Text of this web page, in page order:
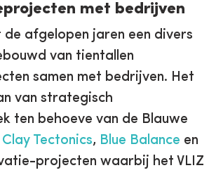
met bedrijven
de afgelopen jaren een divers
van tientallen
samen met bedrijven. Het
van strategisch
ten behoeve van de Blauwe
Clay Tectonics, Blue Balance en
projecten waarbij het VLIZ